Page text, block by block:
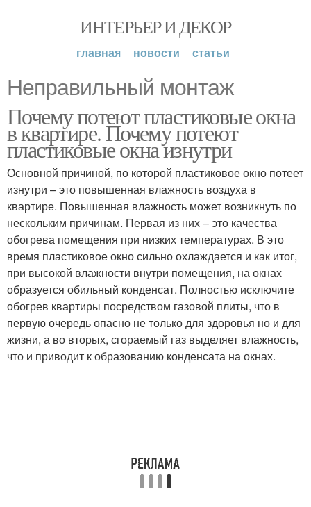
ИНТЕРЬЕР И ДЕКОР
главная новости статьи
Неправильный монтаж
Почему потеют пластиковые окна
в квартире. Почему потеют
пластиковые окна изнутри
Основной причиной, по которой пластиковое окно потеет
изнутри – это повышенная влажность воздуха в
квартире. Повышенная влажность может возникнуть по
нескольким причинам. Первая из них – это качества
обогрева помещения при низких температурах. В это
время пластиковое окно сильно охлаждается и как итог,
при высокой влажности внутри помещения, на окнах
образуется обильный конденсат. Полностью исключите
обогрев квартиры посредством газовой плиты, что в
первую очередь опасно не только для здоровья но и для
жизни, а во вторых, сгораемый газ выделяет влажность,
что и приводит к образованию конденсата на окнах.